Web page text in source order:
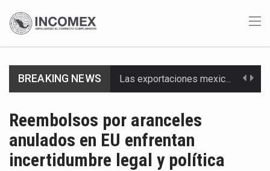
BREAKING NEWS Las exportaciones mexicanas de vehículos ligeros disminuyeron 9.67 % en julio a tasa anual, alcanzando…
Reembolsos por aranceles
anulados en EU enfrentan
incertidumbre legal y política